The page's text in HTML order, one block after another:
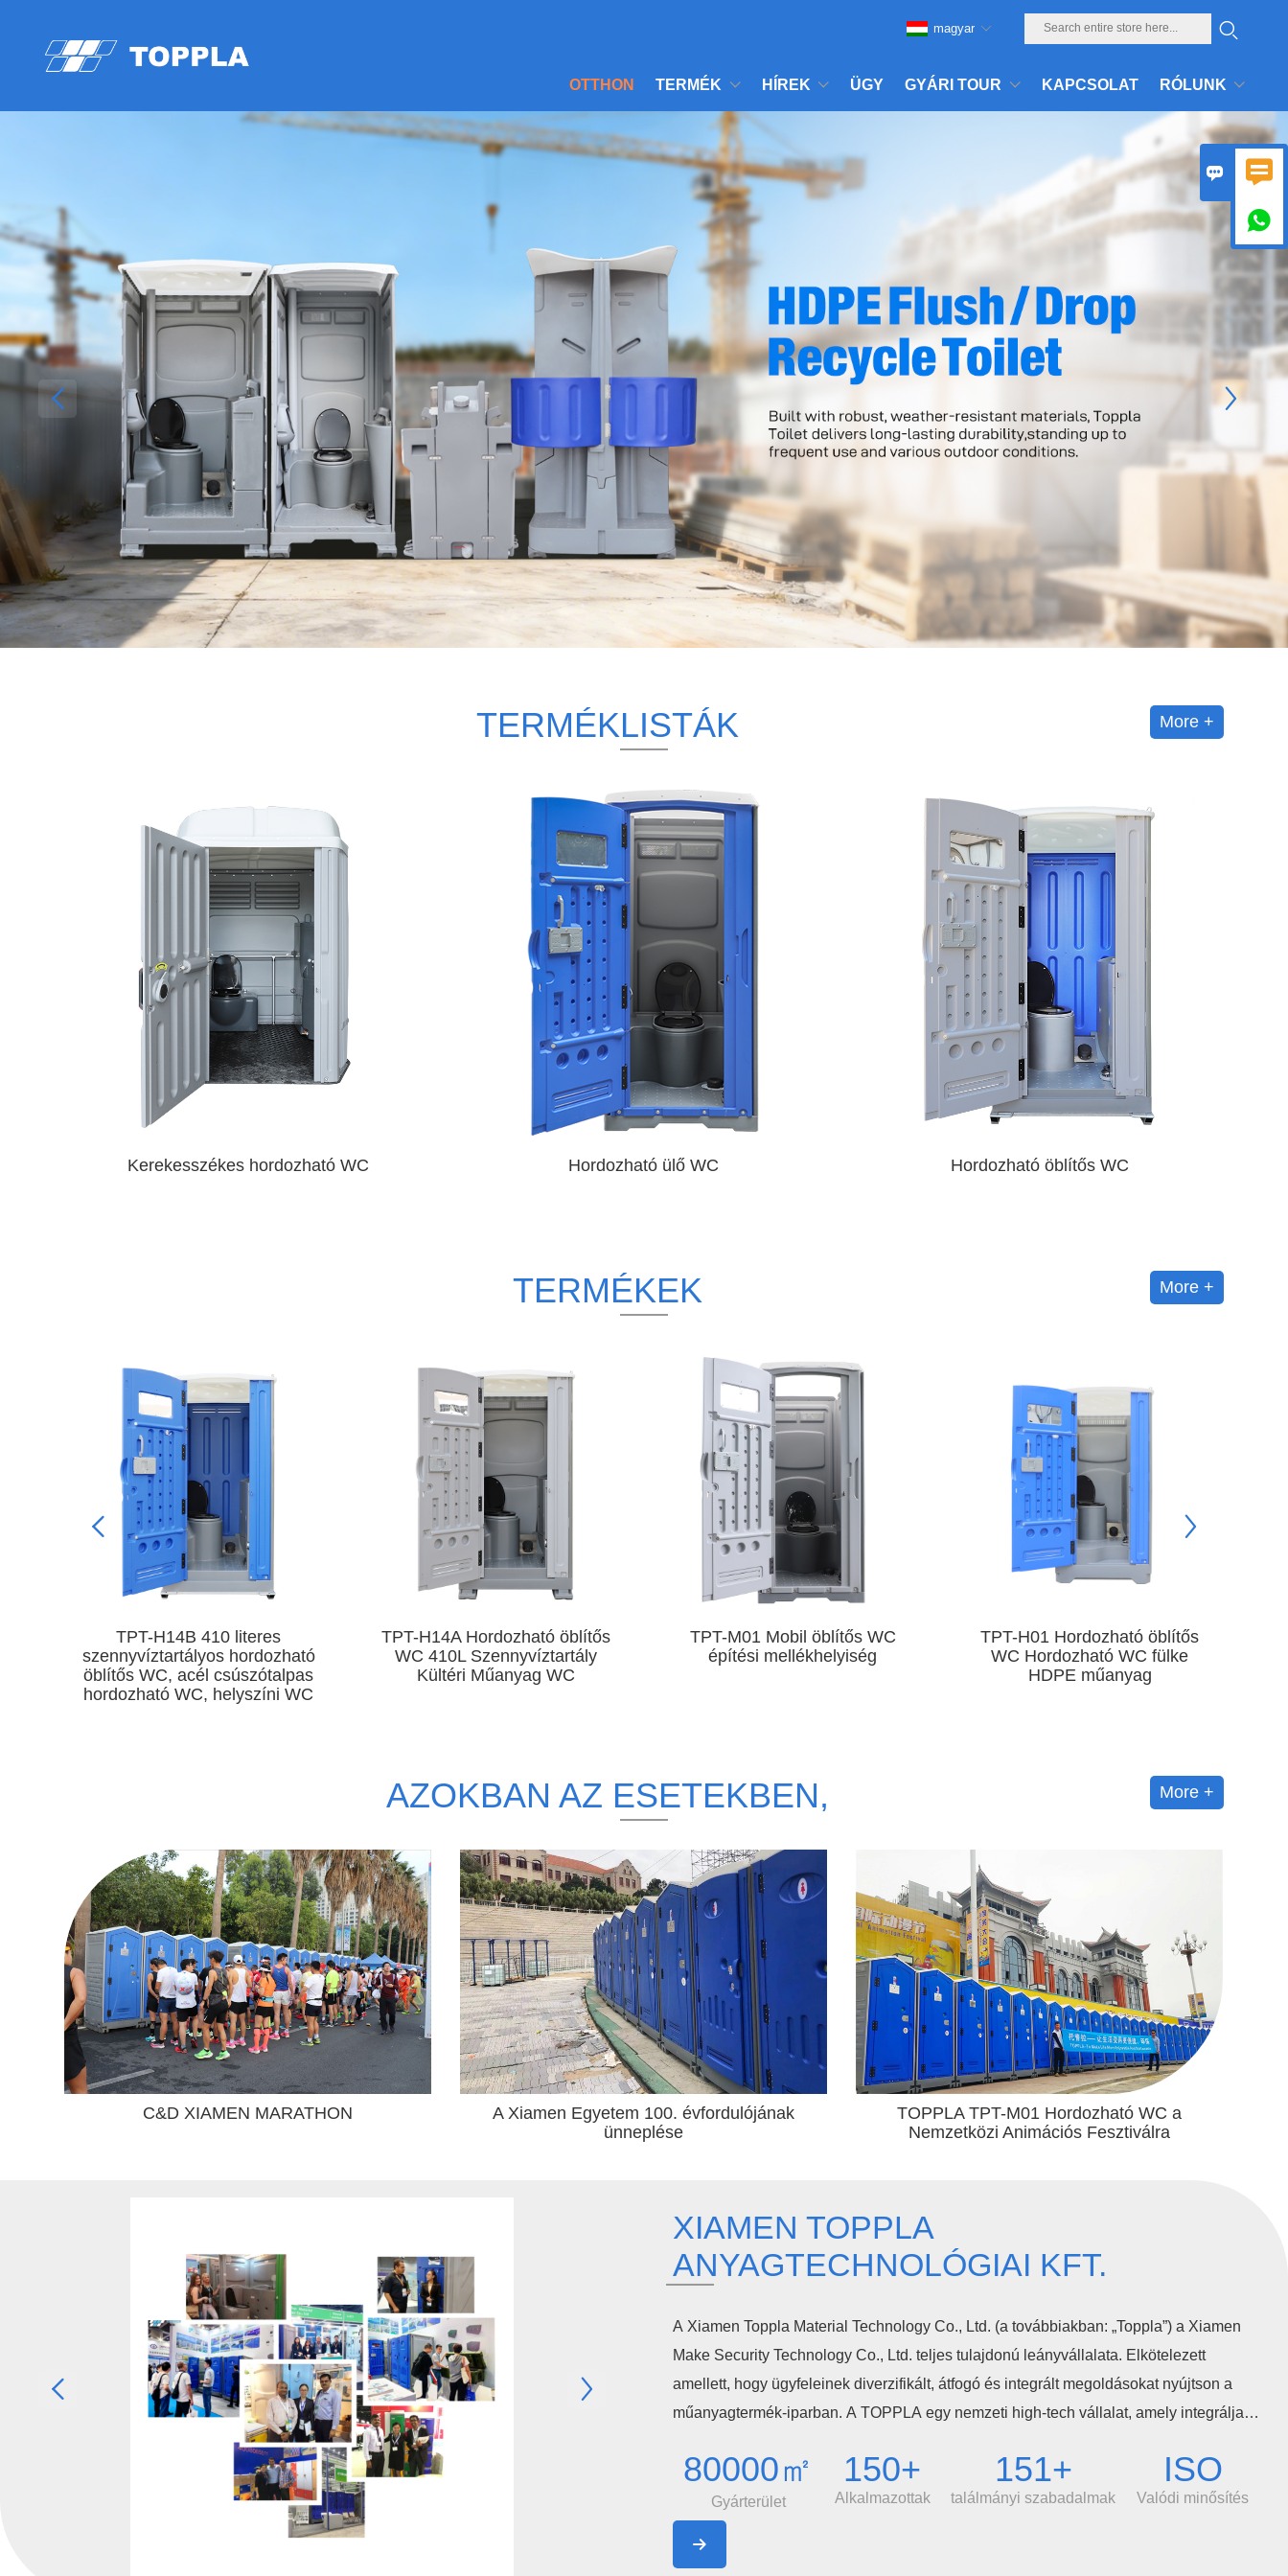
OTTHON TERMÉK HÍREK ÜGY GYÁRI TOUR KAPCSOLAT RÓLUNK
magyar
TERMÉKLISTÁK More +
Kerekesszékes hordozható WC Hordozható ülő WC Hordozható öblítős WC
TERMÉKEK More +
TPT-H14A Hordozható öblítős
WC 410L Szennyvíztartály
Kültéri Műanyag WC
TPT-M01 Mobil öblítős WC
építési mellékhelyiség
TPT-H01 Hordozható öblítős
WC Hordozható WC fülke
TPT-H08 kültéri hordozható
WC HDPE műanyag kerámia
öblítős WC
AZOKBAN AZ ESETEKBEN, More +
C&D XIAMEN MARATHON
A Xiamen Egyetem 100. évfordulójának
ünneplése
TOPPLA TPT-M01 Hordozható WC a
Nemzetközi Animációs Fesztiválra
XIAMEN TOPPLA
ANYAGTECHNOLÓGIAI KFT.
A Xiamen Toppla Material Technology Co., Ltd. (a továbbiakban: „Toppla”) a Xiamen
Make Security Technology Co., Ltd. teljes tulajdonú leányvállalata. Elkötelezett
amellett, hogy ügyfeleinek diverzifikált, átfogó és integrált megoldásokat nyújtson a
műanyagtermék-iparban. A TOPPLA egy nemzeti high-tech vállalat, amely integrálja a
rendelkezik, beleértve a műanyag szekrényeket, a műanyag hordozható WC-ket és a
műanyag fészereket. Korszerű automatikus gyártóberendezéseket és irányítási módot
alkalmazva jelenleg fröccsöntő műhellyel, rotációs öntésű műhellyel, szekrény-
80000㎡
Gyárterület
150+
Alkalmazottak
151+
találmányi szabadalmak
ISO
Valódi minősítés

 
